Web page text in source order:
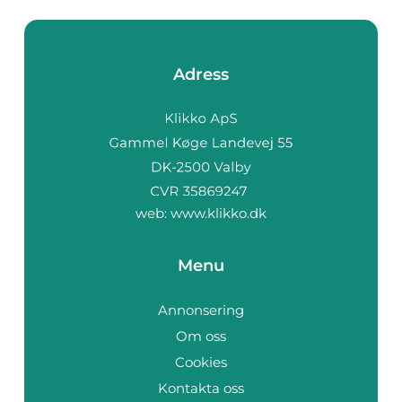
Adress
web: www.klikko.dk
Menu
Annonsering
Om oss
Cookies
Kontakta oss